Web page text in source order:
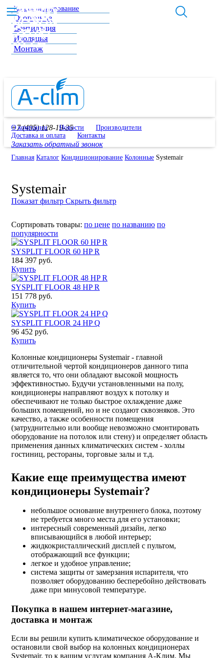
Кондиционирование
Отопление
Вентиляция
Изоляция
Монтаж
+7 (495) 128-19-35
Заказать обратный звонок
О компании Новости
Производители
Доставка и оплата
Контакты
Главная Каталог Кондиционирование Колонные Systemair
Systemair
Показат фильтр Скрыть фильтр
Сортировать товары: по цене по названию по
популярности
SYSPLIT FLOOR 60 HP R
184 397 руб.
Купить
SYSPLIT FLOOR 48 HP R
151 778 руб.
Купить
SYSPLIT FLOOR 24 HP Q
96 452 руб.
Купить
Колонные кондиционеры Systemair - главной
отличительной чертой кондиционеров данного типа
является то, что они обладают высокой мощность
эффективностью. Будучи установленными на полу,
кондиционеры направляют воздух к потолку и
обеспечивают не только быстрое охлаждение даже
больших помещений, но и не создают сквозняков. Это
качество, а также особенности помещения
(затруднительно или вообще невозможно смонтировать
оборудование на потолок или стену) и определяет область
применения данных климатических систем - холлы
гостиниц, рестораны, торговые залы и т.д.
Какие еще преимущества имеют
кондиционеры Systemair?
небольшое основание внутреннего блока, поэтому
не требуется много места для его установки;
интересный современный дизайн, легко
вписывающийся в любой интерьер;
жидкокристаллический дисплей с пультом,
отображающий все функции;
легкое и удобное управление;
система защиты от замерзания испарителя, что
позволяет оборудованию бесперебойно действовать
даже при минусовой температуре.
Покупка в нашем интернет-магазине,
доставка и монтаж
Если вы решили купить климатическое оборудование и
остановили свой выбор на колонных кондиционерах
Systemair, то к вашим услугам компания А-Клим. Мы